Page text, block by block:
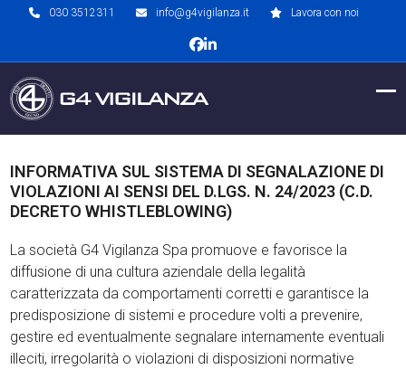
030 3512311 info@g4vigilanza.it Lavora con noi
Facebook
LinkedIn
INFORMATIVA SUL SISTEMA DI SEGNALAZIONE DI
VIOLAZIONI AI SENSI DEL D.LGS. N. 24/2023 (C.D.
DECRETO WHISTLEBLOWING)
La società G4 Vigilanza Spa promuove e favorisce la
diffusione di una cultura aziendale della legalità
caratterizzata da comportamenti corretti e garantisce la
predisposizione di sistemi e procedure volti a prevenire,
gestire ed eventualmente segnalare internamente eventuali
illeciti, irregolarità o violazioni di disposizioni normative